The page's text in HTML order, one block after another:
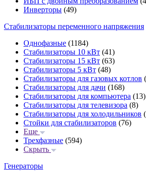
Инверторы (49)
Стабилизаторы переменного напряжения
Однофазные (1184)
Стабилизаторы 10 кВт (41)
Стабилизаторы 15 кВт (63)
Стабилизаторы 5 кВт (48)
Стабилизаторы для газовых котлов
Стабилизаторы для дачи (168)
Стабилизаторы для компьютера (13)
Стабилизаторы для телевизора (8)
Стабилизаторы для холодильников
Стойки для стабилизаторов (76)
Еще
Трехфазные (594)
Скрыть
Генераторы